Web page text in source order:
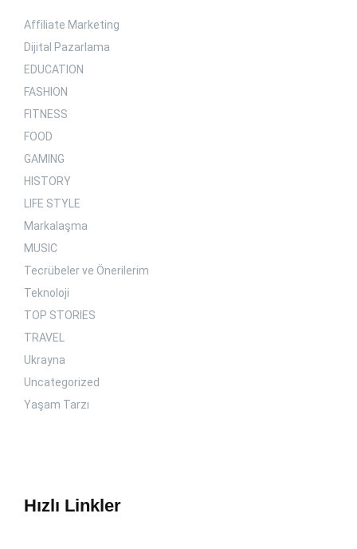
Affiliate Marketing
Dijital Pazarlama
EDUCATION
FASHION
FITNESS
FOOD
GAMING
HISTORY
LIFE STYLE
Markalaşma
MUSIC
Tecrübeler ve Önerilerim
Teknoloji
TOP STORIES
TRAVEL
Ukrayna
Uncategorized
Yaşam Tarzı
Hızlı Linkler